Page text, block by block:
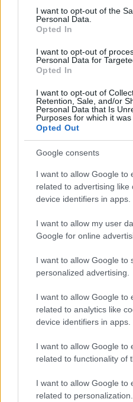
consent section.
I want to opt-out of the
Personal Data.
Opted In
I want to opt-out of
Personal Data for
Opted In
I want to opt-out of
Retention, Sale, and/or
Personal Data that Is
Purposes for which it was
Opted Out
Google consents
I want to allow Google to
related to advertising like
device identifiers in apps.
I want to allow my user
Google for online
I want to allow Google to
personalized advertising.
I want to allow Google to
related to analytics like
device identifiers in apps.
I want to allow Google to
related to functionality of
I want to allow Google to
related to personalization.
Szükséged volt hozzá
amit a jelenlegi
Igen, az értékesítésre.
Oké, szóval árultál
tárgyat?
Forma–1-es autókat?